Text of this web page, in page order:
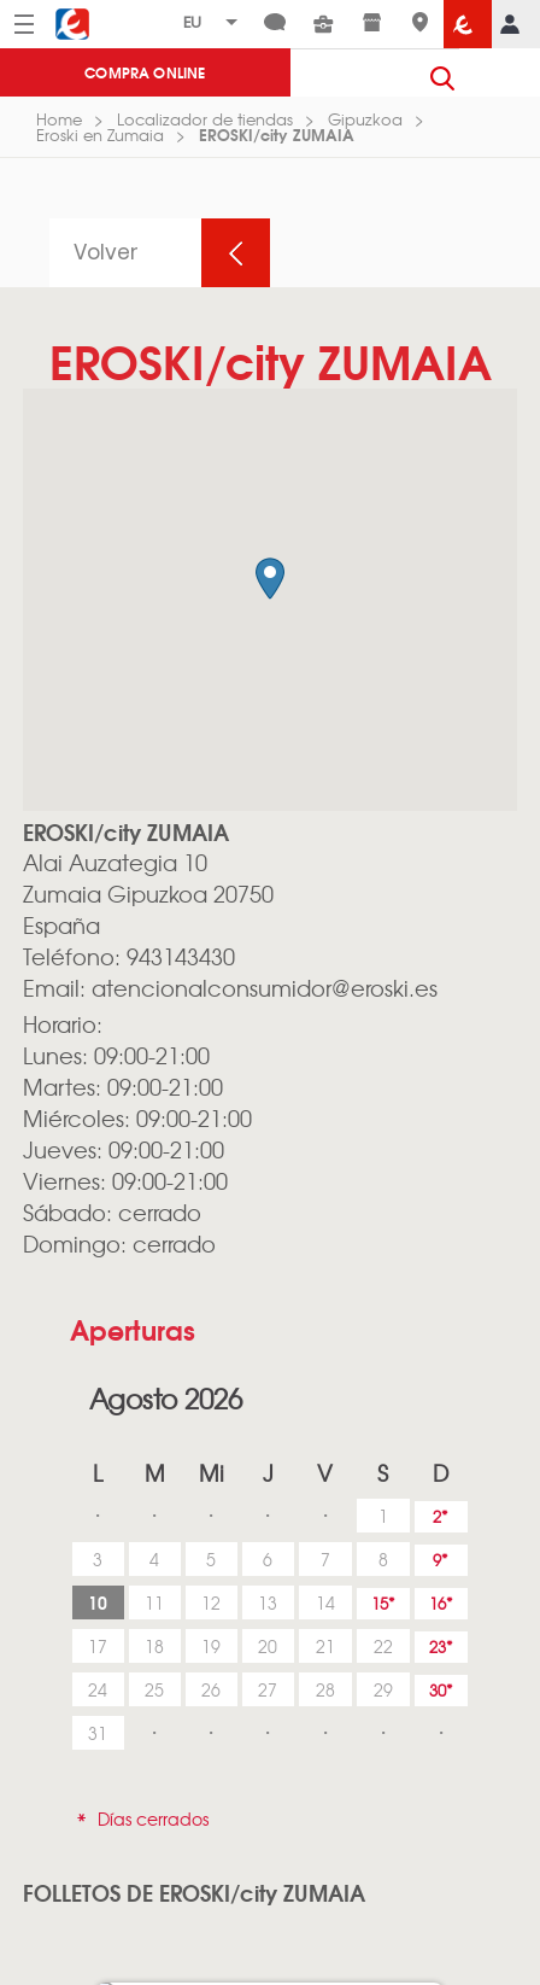
Menú Eroski
COMPRA ONLINE
Home Localizador de tiendas Gipuzkoa
Eroski en Zumaia EROSKI/city ZUMAIA
Volver
EROSKI/city ZUMAIA
EROSKI/city ZUMAIA
Alai Auzategia 10
Zumaia Gipuzkoa 20750
España
Teléfono: 943143430
Email: atencionalconsumidor@eroski.es
Horario:
Lunes: 09:00-21:00
Martes: 09:00-21:00
Miércoles: 09:00-21:00
Jueves: 09:00-21:00
Viernes: 09:00-21:00
Sábado: cerrado
Domingo: cerrado
Aperturas
Agosto 2026
L M Mi J V S D
1 2
3 4 5 6 7 8 9
10 11 12 13 14 15 16
17 18 19 20 21 22 23
24 25 26 27 28 29 30
31
* Días cerrados
FOLLETOS DE EROSKI/city ZUMAIA